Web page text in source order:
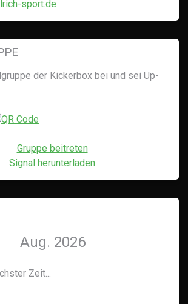
der Kickerbox bei und sei Up-
Gruppe beitreten
Signal herunterladen
Aug. 2026
Zeit...